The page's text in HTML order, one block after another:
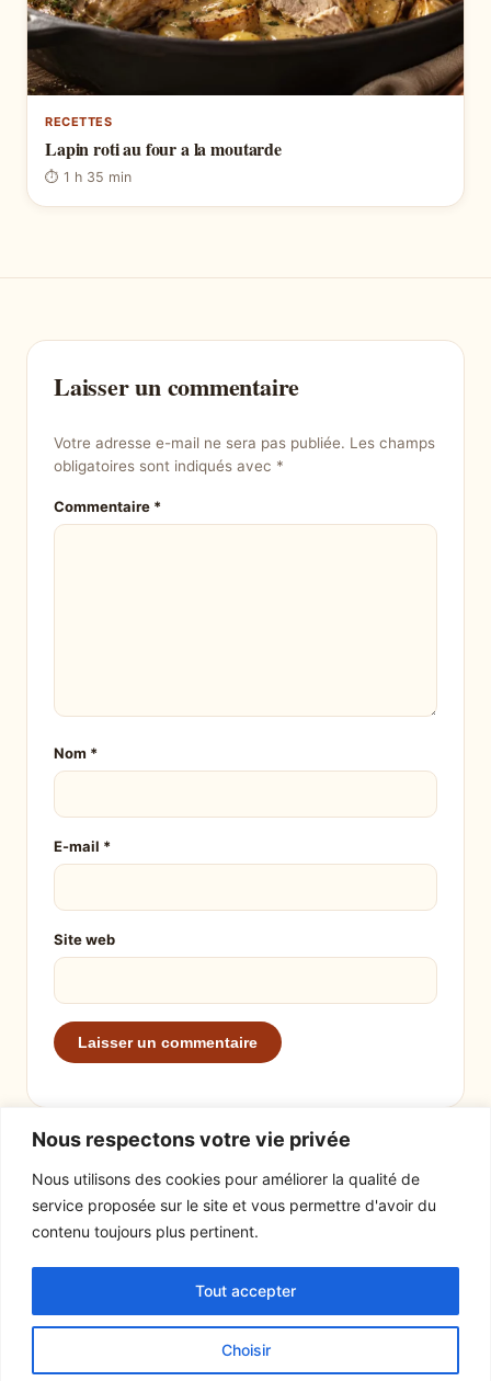
Nous respectons votre vie privée
Nous utilisons des cookies pour améliorer la qualité de
service proposée sur le site et vous permettre d'avoir du
contenu toujours plus pertinent.
Choisir
Tout accepter
RECETTES
Lapin roti au four a la moutarde
⏱ 1 h 35 min
Laisser un commentaire
Votre adresse e-mail ne sera pas publiée. Les champs
obligatoires sont indiqués avec *
Commentaire *
Nom *
E-mail *
Site web
Actualités
Mentions légales